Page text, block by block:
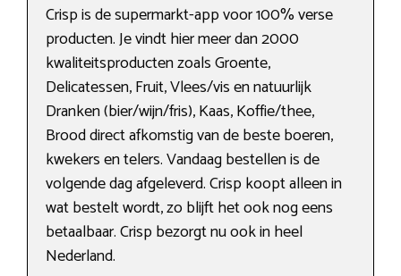
Crisp is de supermarkt-app voor 100% verse
producten. Je vindt hier meer dan 2000
kwaliteitsproducten zoals Groente,
Delicatessen, Fruit, Vlees/vis en natuurlijk
Dranken (bier/wijn/fris), Kaas, Koffie/thee,
Brood direct afkomstig van de beste boeren,
kwekers en telers. Vandaag bestellen is de
volgende dag afgeleverd. Crisp koopt alleen in
wat bestelt wordt, zo blijft het ook nog eens
betaalbaar. Crisp bezorgt nu ook in heel
Nederland.